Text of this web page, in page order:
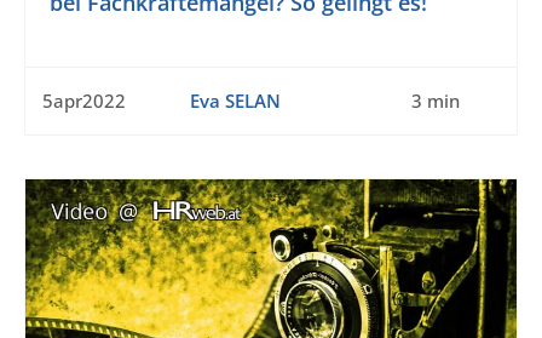
5apr2022 Eva SELAN 3 min